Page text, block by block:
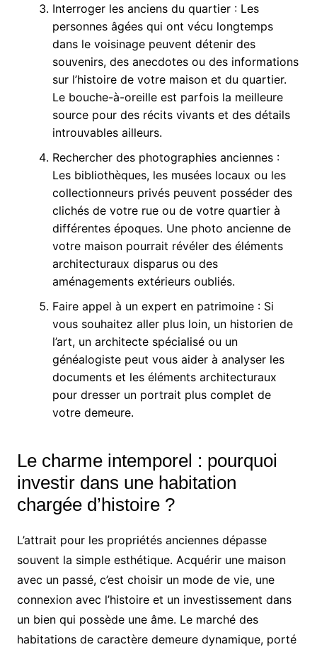
Interroger les anciens du quartier : Les
personnes âgées qui ont vécu longtemps
dans le voisinage peuvent détenir des
souvenirs, des anecdotes ou des informations
sur l’histoire de votre maison et du quartier.
Le bouche-à-oreille est parfois la meilleure
source pour des récits vivants et des détails
introuvables ailleurs.
Rechercher des photographies anciennes :
Les bibliothèques, les musées locaux ou les
collectionneurs privés peuvent posséder des
clichés de votre rue ou de votre quartier à
différentes époques. Une photo ancienne de
votre maison pourrait révéler des éléments
architecturaux disparus ou des
aménagements extérieurs oubliés.
Faire appel à un expert en patrimoine : Si
vous souhaitez aller plus loin, un historien de
l’art, un architecte spécialisé ou un
généalogiste peut vous aider à analyser les
documents et les éléments architecturaux
pour dresser un portrait plus complet de
votre demeure.
Le charme intemporel : pourquoi
investir dans une habitation
chargée d’histoire ?
L’attrait pour les propriétés anciennes dépasse
souvent la simple esthétique. Acquérir une maison
avec un passé, c’est choisir un mode de vie, une
connexion avec l’histoire et un investissement dans
un bien qui possède une âme. Le marché des
habitations de caractère demeure dynamique, porté